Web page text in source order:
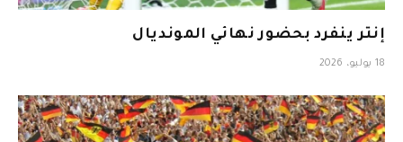
إنتر ينفرد بحضور نهائي المونديال
18 يوليو، 2026